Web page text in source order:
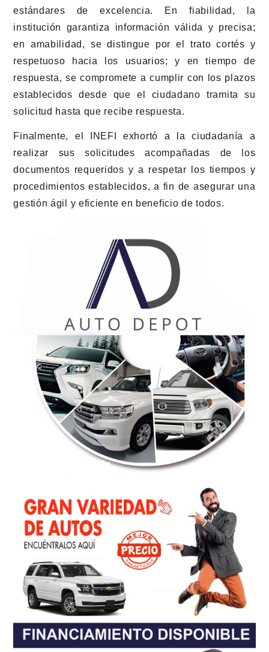
estándares de excelencia. En fiabilidad, la
institución garantiza información válida y precisa;
en amabilidad, se distingue por el trato cortés y
respetuoso hacia los usuarios; y en tiempo de
respuesta, se compromete a cumplir con los plazos
establecidos desde que el ciudadano tramita su
solicitud hasta que recibe respuesta.
Finalmente, el INEFI exhortó a la ciudadanía a
realizar sus solicitudes acompañadas de los
documentos requeridos y a respetar los tiempos y
procedimientos establecidos, a fin de asegurar una
gestión ágil y eficiente en beneficio de todos.